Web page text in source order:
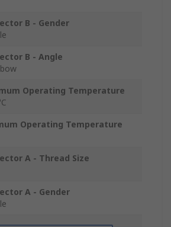
B - Gender
B - Angle
Operating Temperature
Operating Temperature
A - Thread Size
A - Gender